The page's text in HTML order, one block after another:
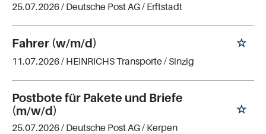
25.07.2026 / Deutsche Post AG/ Erftstadt
Fahrer (w/m/d)
11.07.2026 / HEINRICHS Transporte/ Sinzig
Postbote für Pakete und Briefe
(m/w/d)
25.07.2026 / Deutsche Post AG/ Kerpen